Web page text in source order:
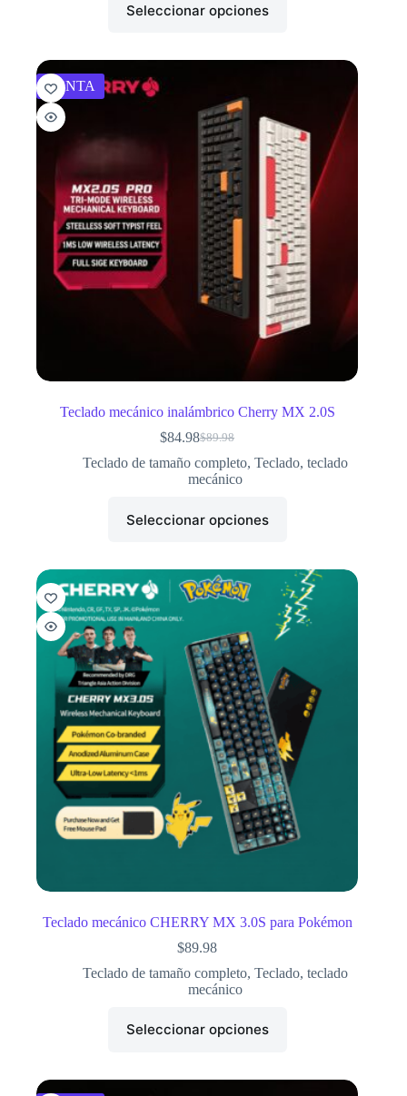
Seleccionar opciones
VENTA
Teclado mecánico inalámbrico Cherry MX 2.0S
$89.98
$84.98
Teclado de tamaño completo,Teclado,teclado
mecánico
Seleccionar opciones
Teclado mecánico CHERRY MX 3.0S para Pokémon
$89.98
Teclado de tamaño completo,Teclado,teclado
mecánico
Seleccionar opciones